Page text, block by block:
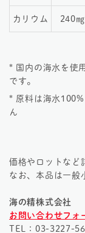
カリウム 240㎎
* 国内の海水を使
です。
* 原料は海水
ん
価格やロットなど
なお、本品は一般
海の精株式会社
お問い合わせフォ
TEL： 03-3227-